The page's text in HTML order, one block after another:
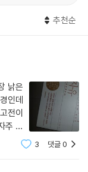
리드먼이 있었다
리드먼은 평생에 걸
강조했다. 프리드
의 적극 개입을 주장
라는 예측이 적중하
으로 세계경제가 침
, 인플레이션을 퇴치
한다는 프리드먼의
미국이 고정환율제를
추천순
인데
주 무
다시
생각
3 댓글0